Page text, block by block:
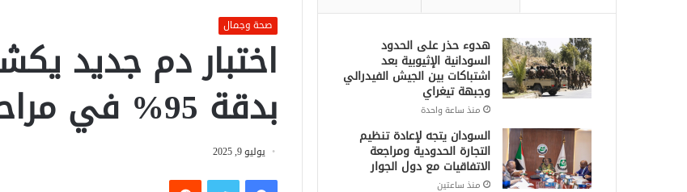
صحة وجمال
اختبار دم جديد
بدقة 95% في مراحله المبكرة
يوليو 9, 2025
فيسبوكتويتر
هدوء حذر على الحدود
السودانية الإثيوبية بعد
اشتباكات بين الجيش الفيدرالي
وجبهة تيغراي
منذ ساعة واحدة
السودان يتجه لإعادة تنظيم
التجارة الحدودية ومراجعة
الاتفاقيات مع دول الجوار
منذ ساعتين